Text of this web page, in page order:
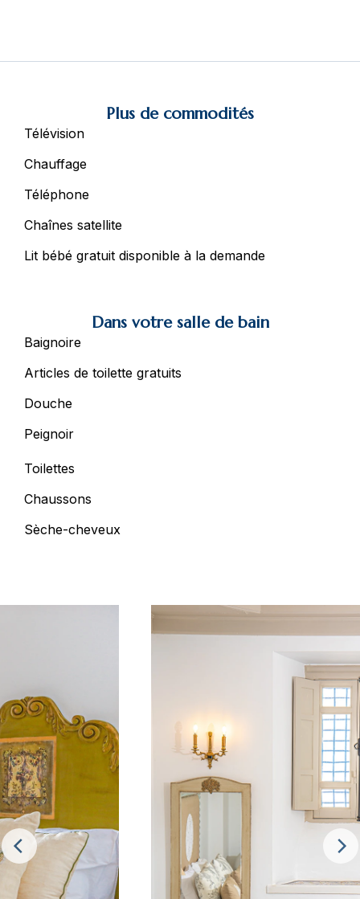
Plus de commodités
Télévision
Chauffage
Téléphone
Chaînes satellite
Lit bébé gratuit disponible à la demande
Dans votre salle de bain
Baignoire
Articles de toilette gratuits
Douche
Peignoir
Toilettes
Chaussons
Sèche-cheveux
Restauration
Évènements
English
Espace média
Contact
Suivez-nous :